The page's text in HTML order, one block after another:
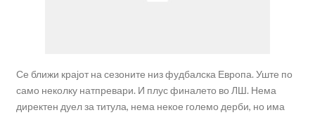
Се ближи крајот на сезоните низ фудбалска Европа. Уште по
само неколку натпревари. И плус финалето во ЛШ. Нема
директен дуел за титула, нема некое големо дерби, но има